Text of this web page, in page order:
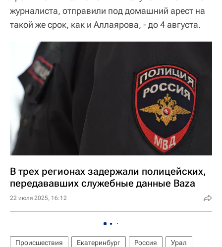
журналиста, отправили под домашний арест на
такой же срок, как и Аллаярова, - до 4 августа.
В трех регионах задержали полицейских,
передававших служебные данные Baza
22 июля 2025, 16:12
Происшествия Екатеринбург Россия
Урал